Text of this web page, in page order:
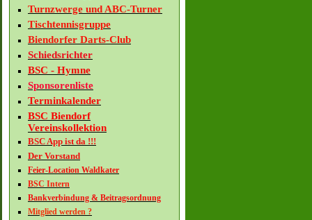
Turnzwerge und ABC-Turner
Tischtennisgruppe
Biendorfer Darts-Club
Schiedsrichter
BSC - Hymne
Sponsorenliste
Terminkalender
BSC Biendorf
Vereinskollektion
BSC App ist da !!!
Der Vorstand
Feier-Location Waldkater
BSC Intern
Bankverbindung & Beitragsordnung
Mitglied werden ?